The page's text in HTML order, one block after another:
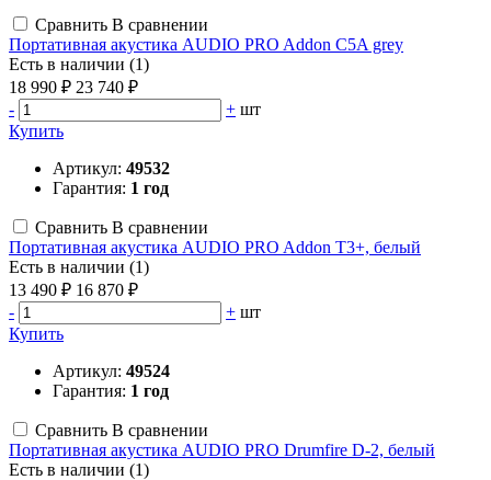
Сравнить В сравнении
Портативная акустика AUDIO PRO Addon C5A grey
Есть в наличии (1)
18 990 ₽ 23 740 ₽
-
+ шт
Купить
Артикул: 49532
Гарантия: 1 год
Сравнить В сравнении
Портативная акустика AUDIO PRO Addon T3+, белый
Есть в наличии (1)
13 490 ₽ 16 870 ₽
-
+ шт
Купить
Артикул: 49524
Гарантия: 1 год
Сравнить В сравнении
Портативная акустика AUDIO PRO Drumfire D-2, белый
Есть в наличии (1)